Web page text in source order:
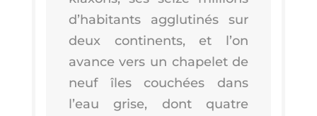
d’ha­bi­tants agglu­ti­nés sur
deux conti­nents, et l’on
avance vers un cha­pe­let de
neuf îles cou­chées dans
l’eau grise, dont quatre